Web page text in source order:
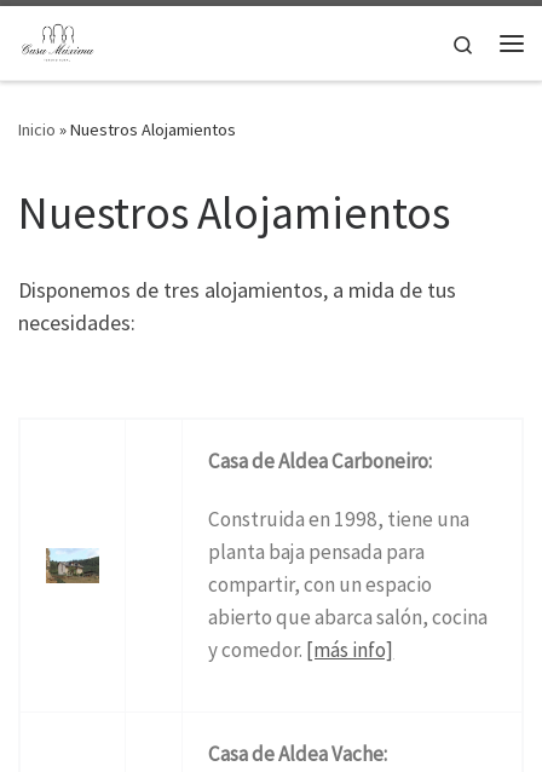
Saltar al contenido
Search
Inicio »Nuestros Alojamientos
Nuestros Alojamientos
Disponemos de tres alojamientos, a mida de tus
necesidades:
Casa de Aldea Carboneiro:
Construida en 1998, tiene una
planta baja pensada para
compartir, con un espacio
abierto que abarca salón, cocina
y comedor. [más info]
Casa de Aldea Vache: